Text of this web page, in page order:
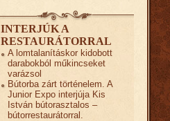
INTERJÚK A
RESTAURÁTORRAL
A lomtalanításkor kidobott
darabokból műkincseket
varázsol
Bútorba zárt történelem. A
Junior Expo interjúja Kis
István bútorasztalos –
bútorrestaurátorral.